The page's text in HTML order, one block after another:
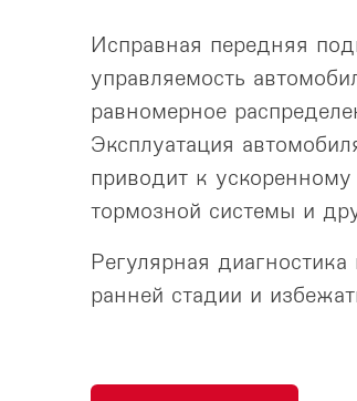
Исправная передняя
управляемость
равномерное
Эксплуатация
приводит к
тормозной системы и
Регулярная
ранней стадии и